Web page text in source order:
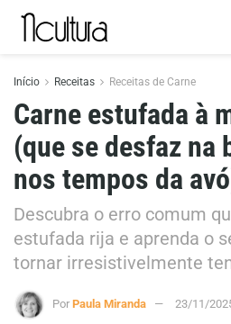
Início Receitas Receitas de Carne
Carne estufada à
(que se desfaz na
nos tempos da
Descubra o erro comum
estufada rija e aprenda o
tornar irresistivelmente
Por Paula Miranda 23/11/